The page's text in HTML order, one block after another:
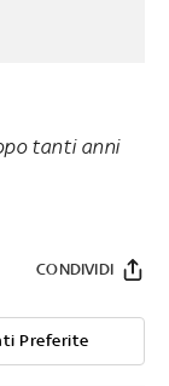
tanti anni
Preferite
CONDIVIDI